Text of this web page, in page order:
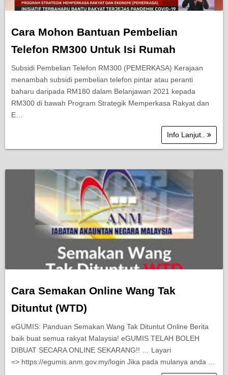
Cara Mohon Bantuan Pembelian
Telefon RM300 Untuk Isi Rumah
Subsidi Pembelian Telefon RM300 (PEMERKASA) Kerajaan
menambah subsidi pembelian telefon pintar atau peranti
baharu daripada RM180 dalam Belanjawan 2021 kepada
RM300 di bawah Program Strategik Memperkasa Rakyat dan
E…
Info Lanjut..
Cara Semakan Online Wang Tak
Dituntut (WTD)
eGUMIS: Panduan Semakan Wang Tak Dituntut Online Berita
baik buat semua rakyat Malaysia! eGUMIS TELAH BOLEH
DIBUAT SECARA ONLINE SEKARANG!! … Layari
=> https://egumis.anm.gov.my/login Jika pada mulanya anda …